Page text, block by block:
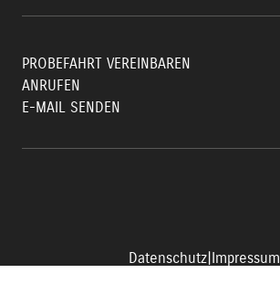
PROBEFAHRT VEREINBAREN
ANRUFEN
E-MAIL SENDEN
Datenschutz Impressum